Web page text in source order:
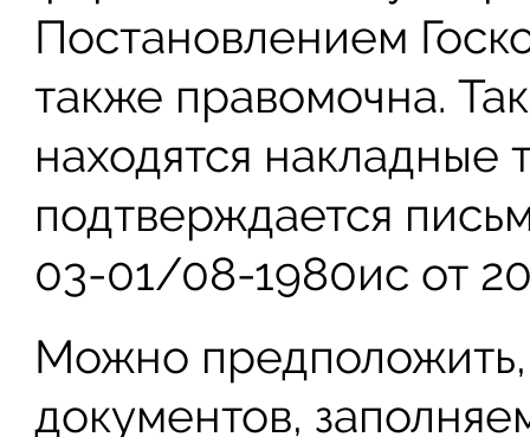
Постановлением
также правомочна.
находятся накладные
подтверждается
03-01/08-1980ис от
Можно предположить,
документов,